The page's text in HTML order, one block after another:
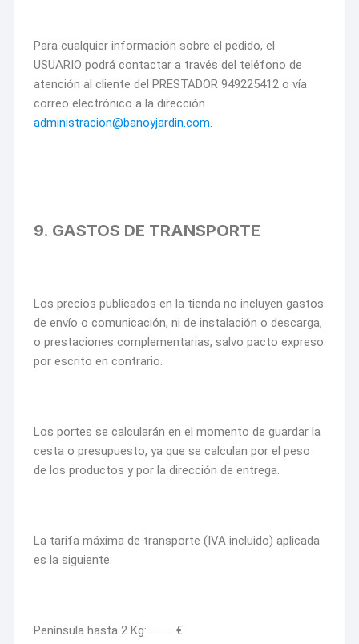
Para cualquier información sobre el pedido, el
USUARIO podrá contactar a través del teléfono de
atención al cliente del PRESTADOR 949225412 o vía
correo electrónico a la dirección
administracion@banoyjardin.com.
9. GASTOS DE TRANSPORTE
Los precios publicados en la tienda no incluyen gastos
de envío o comunicación, ni de instalación o descarga,
o prestaciones complementarias, salvo pacto expreso
por escrito en contrario.
Los portes se calcularán en el momento de guardar la
cesta o presupuesto, ya que se calculan por el peso
de los productos y por la dirección de entrega.
La tarifa máxima de transporte (IVA incluido) aplicada
es la siguiente:
Península hasta 2 Kg:……….. €